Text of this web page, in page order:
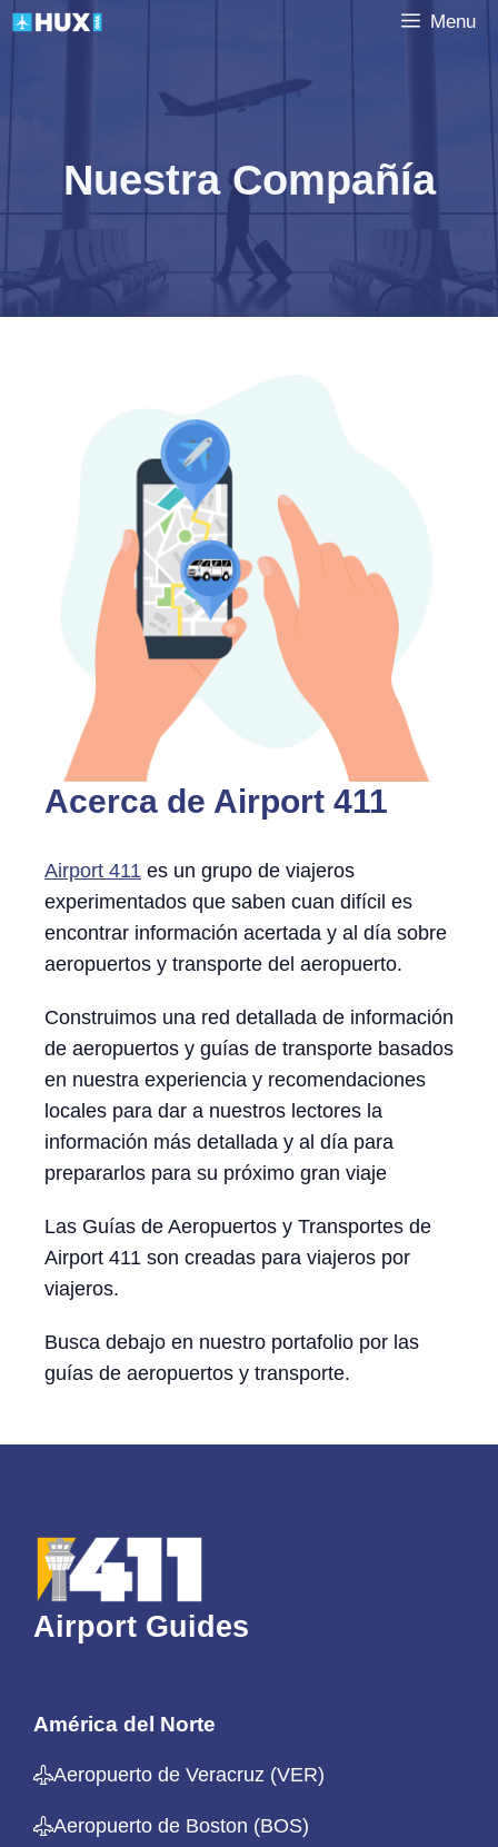
Saltar
Menu
Nuestra Compañía
Acerca de Airport 411
Airport 411 es un grupo de viajeros
experimentados que saben cuan difícil es
encontrar información acertada y al día sobre
aeropuertos y transporte del aeropuerto.
Construimos una red detallada de información
de aeropuertos y guías de transporte basados
en nuestra experiencia y recomendaciones
locales para dar a nuestros lectores la
información más detallada y al día para
prepararlos para su próximo gran viaje
Las Guías de Aeropuertos y Transportes de
Airport 411 son creadas para viajeros por
viajeros.
Busca debajo en nuestro portafolio por las
guías de aeropuertos y transporte.
Airport Guides
América del Norte
Aeropuerto de Veracruz (VER)
Aeropuerto de Boston (BOS)